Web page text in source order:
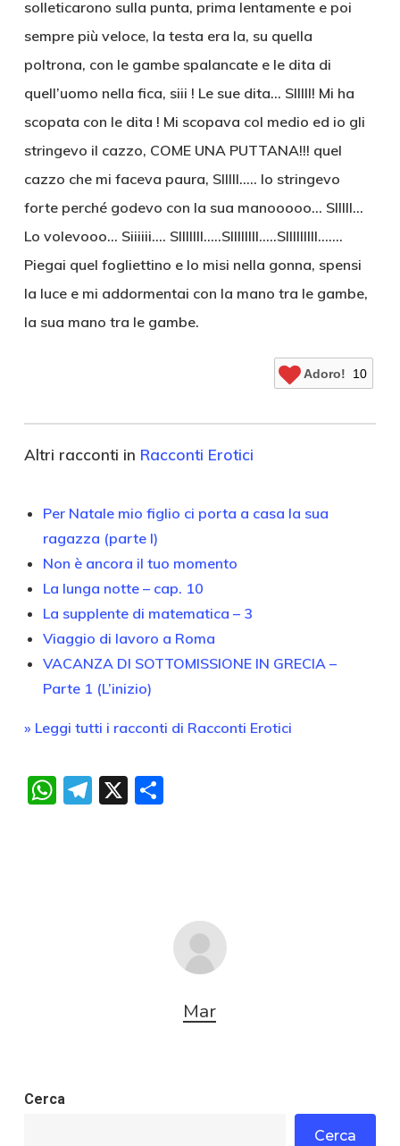
solleticarono sulla punta, prima lentamente e poi
sempre più veloce, la testa era la, su quella
poltrona, con le gambe spalancate e le dita di
quell’uomo nella fica, siii ! Le sue dita… SIIIII! Mi ha
scopata con le dita ! Mi scopava col medio ed io gli
stringevo il cazzo, COME UNA PUTTANA!!! quel
cazzo che mi faceva paura, SIIIII….. lo stringevo
forte perché godevo con la sua manooooo… SIIIII…
Lo volevooo… Siiiiii…. SIIIIIII…..SIIIIIIII…..SIIIIIIIII…….
Piegai quel fogliettino e lo misi nella gonna, spensi
la luce e mi addormentai con la mano tra le gambe,
la sua mano tra le gambe.
Adoro! 10
Altri racconti in Racconti Erotici
Per Natale mio figlio ci porta a casa la sua
ragazza (parte I)
Non è ancora il tuo momento
La lunga notte – cap. 10
La supplente di matematica – 3
Viaggio di lavoro a Roma
VACANZA DI SOTTOMISSIONE IN GRECIA –
Parte 1 (L’inizio)
» Leggi tutti i racconti di Racconti Erotici
WhatsApp
Telegram
X Condividi
Mar
Cerca
Cerca